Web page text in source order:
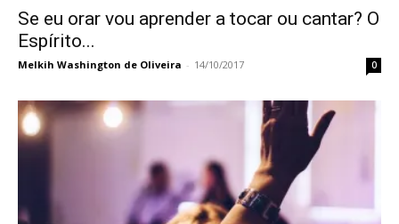
Se eu orar vou aprender a tocar ou cantar? O
Espírito...
Melkih Washington de Oliveira - 14/10/2017 0